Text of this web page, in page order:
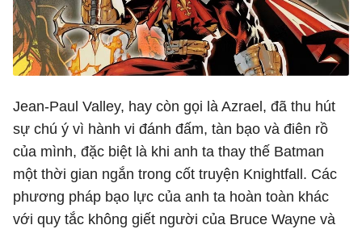
Jean-Paul Valley, hay còn gọi là Azrael, đã thu hút
sự chú ý vì hành vi đánh đấm, tàn bạo và điên rồ
của mình, đặc biệt là khi anh ta thay thế Batman
một thời gian ngắn trong cốt truyện Knightfall. Các
phương pháp bạo lực của anh ta hoàn toàn khác
với quy tắc không giết người của Bruce Wayne và